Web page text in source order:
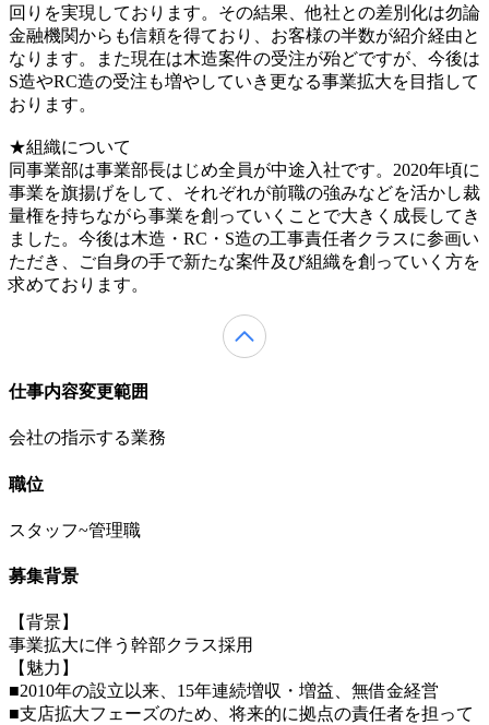
回りを実現しております。その結果、他社との差別化は勿論
金融機関からも信頼を得ており、お客様の半数が紹介経由と
なります。また現在は木造案件の受注が殆どですが、今後は
S造やRC造の受注も増やしていき更なる事業拡大を目指して
おります。
★組織について
同事業部は事業部長はじめ全員が中途入社です。2020年頃に
事業を旗揚げをして、それぞれが前職の強みなどを活かし裁
量権を持ちながら事業を創っていくことで大きく成長してき
ました。今後は木造・RC・S造の工事責任者クラスに参画い
ただき、ご自身の手で新たな案件及び組織を創っていく方を
求めております。
仕事内容変更範囲
会社の指示する業務
職位
スタッフ~管理職
募集背景
【背景】
事業拡大に伴う幹部クラス採用
【魅力】
■2010年の設立以来、15年連続増収・増益、無借金経営
■支店拡大フェーズのため、将来的に拠点の責任者を担って